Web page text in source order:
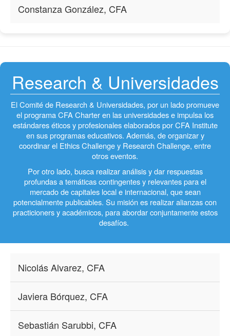
Constanza González, CFA
Research & Universidades
El Comité de Research & Universidades, por un lado promueve
el programa CFA Charter en las universidades e impulsa los
estándares éticos y profesionales elaborados por CFA Institute
en sus programas educativos. Además, de organizar y
coordinar el Ethics Challenge y Research Challenge, entre
otros eventos.
Por otro lado, busca realizar análisis y dar respuestas
profundas a temáticas contingentes y relevantes para el
mercado de capitales local e internacional, que sean
potencialmente publicables. Su misión es realizar alianzas con
practicioners y académicos, para abordar conjuntamente estos
desafíos.
Nicolás Alvarez, CFA
Javiera Bórquez, CFA
Sebastián Sarubbi, CFA